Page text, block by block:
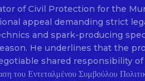
of Civil Protection for the
appeal demanding strict
and spark-producing
He underlines that the
shared responsibility
Εντεταλμένου Συμβούλου